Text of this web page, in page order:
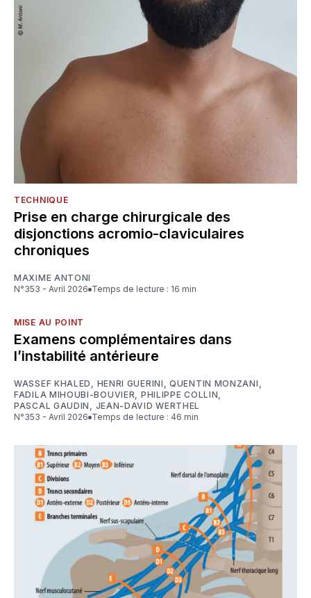
TECHNIQUE
Prise en charge chirurgicale des
disjonctions acromio-claviculaires
chroniques
MAXIME ANTONI
N°353 - Avril 2026
Temps de lecture : 16 min
MISE AU POINT
Examens complémentaires dans
l’instabilité antérieure
WASSEF KHALED , HENRI GUERINI ,QUENTIN MONZANI ,
FADILA MIHOUBI-BOUVIER, PHILIPPE COLLIN,
PASCAL GAUDIN , JEAN-DAVID WERTHEL
N°353 - Avril 2026
Temps de lecture : 46 min